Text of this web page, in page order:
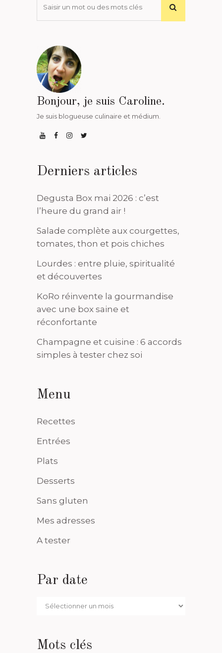
Bonjour, je suis Caroline.
Je suis blogueuse culinaire et médium.
Derniers articles
Degusta Box mai 2026 : c’est
l’heure du grand air !
Salade complète aux courgettes,
tomates, thon et pois chiches
Lourdes : entre pluie, spiritualité
et découvertes
KoRo réinvente la gourmandise
avec une box saine et
réconfortante
Champagne et cuisine : 6 accords
simples à tester chez soi
Menu
Recettes
Entrées
Plats
Desserts
Sans gluten
Mes adresses
A tester
Par date
Par
Mots clés